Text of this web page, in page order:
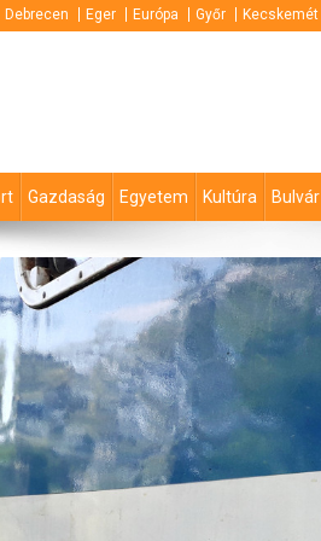
Debrecen Eger Európa Győr Kecskemét
Gazdaság Egyetem Kultúra Bulvár